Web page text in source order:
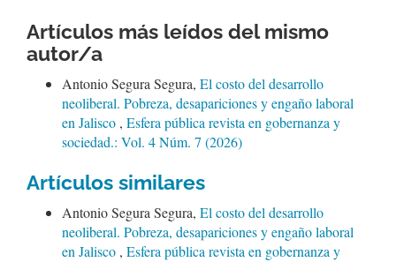
Artículos más leídos del mismo
autor/a
Antonio Segura Segura, El costo del desarrollo
neoliberal. Pobreza, desapariciones y engaño laboral
en Jalisco , Esfera pública revista en gobernanza y
sociedad.: Vol. 4 Núm. 7 (2026)
Artículos similares
Antonio Segura Segura, El costo del desarrollo
neoliberal. Pobreza, desapariciones y engaño laboral
en Jalisco , Esfera pública revista en gobernanza y